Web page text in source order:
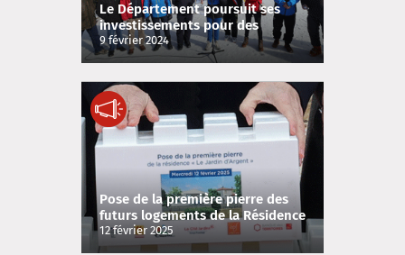
Le Département poursuit ses
investissements pour des
Pyrénées 4 saisons
9 février 2024
Pose de la première pierre des
futurs logements de la Résidence
« Le Jardin d’Argent »
12 février 2025